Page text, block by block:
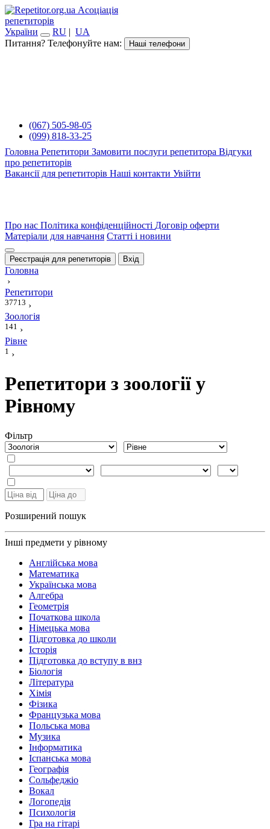
Асоціація
репетиторів
України
RU | UA
Питання? Телефонуйте нам:
Наші телефони
(067) 505-98-05
(099) 818-33-25
Головна Репетитори Замовити послуги репетитора Відгуки
про репетиторів
Вакансії для репетиторів Наші контакти Увійти
Про нас Політика конфіденційності Договір оферти
Матеріали для навчання Статті і новини
Реєстрація для репетиторів Вхід
Головна
›
Репетитори
37713 ›
Зоологія
141 ›
Рівне
1 ›
Репетитори з зоології у
Рівному
Фiльтр
Розширений пошук
Інші предмети у рівному
Англійська мова
Математика
Українська мова
Алгебра
Геометрія
Початкова школа
Німецька мова
Підготовка до школи
Історія
Підготовка до вступу в внз
Біологія
Література
Хімія
Фізика
Французька мова
Польська мова
Музика
Інформатика
Іспанська мова
Географія
Сольфеджіо
Вокал
Логопедія
Психологія
Гра на гітарі